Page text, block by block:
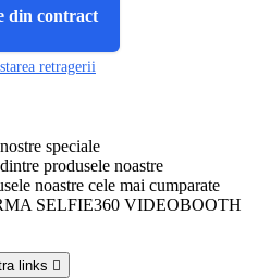
din contract
retragerii
speciale
produsele noastre
noastre cele mai cumparate
SELFIE360 VIDEOBOOTH
links 